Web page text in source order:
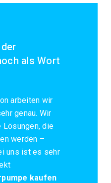
als Wort
arbeiten wir
genau. Wir
die
werden –
uns ist es sehr
kaufen